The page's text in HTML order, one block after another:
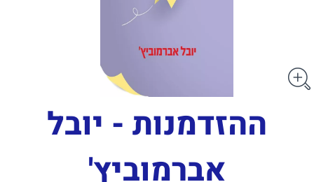
ההזדמנות - יובל
אברמוביץ'